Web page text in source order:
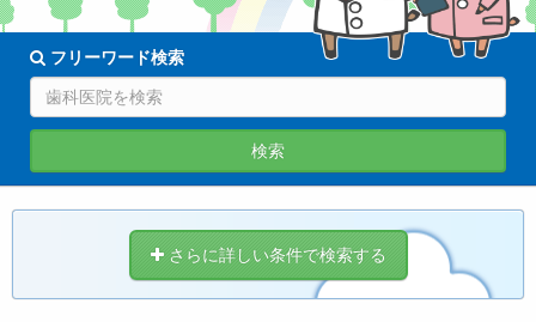
フリーワード検索
検索
さらに詳しい条件で検索する